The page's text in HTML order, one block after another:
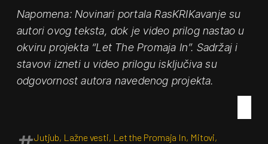
Napomena: Novinari portala RasKRIKavanje su
autori ovog teksta, dok je video prilog nastao u
okviru projekta “Let The Promaja In”. Sadržaj i
stavovi izneti u video prilogu isključiva su
odgovornost autora navedenog projekta.
Jutjub, Lažne vesti, Let the Promaja In, Mitovi,